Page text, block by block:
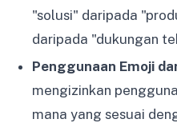
"solusi" daripada
daripada "dukungan
Penggunaan Emoji
mengizinkan
mana yang sesuai